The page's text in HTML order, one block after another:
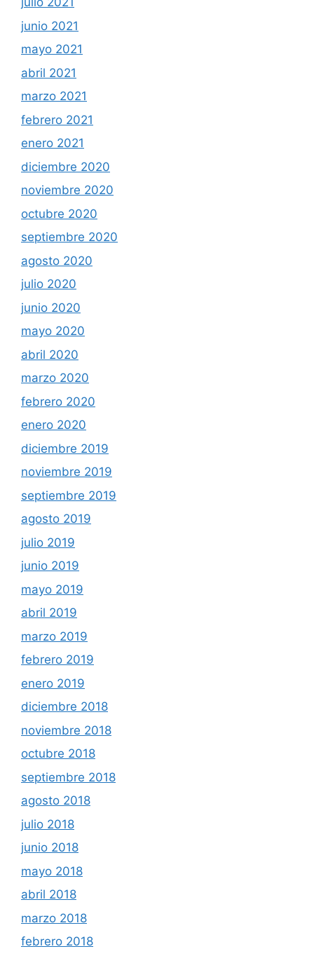
junio 2021
mayo 2021
abril 2021
marzo 2021
febrero 2021
enero 2021
diciembre 2020
noviembre 2020
octubre 2020
septiembre 2020
agosto 2020
julio 2020
junio 2020
mayo 2020
abril 2020
marzo 2020
febrero 2020
enero 2020
diciembre 2019
noviembre 2019
septiembre 2019
agosto 2019
julio 2019
junio 2019
mayo 2019
abril 2019
marzo 2019
febrero 2019
enero 2019
diciembre 2018
noviembre 2018
octubre 2018
septiembre 2018
agosto 2018
julio 2018
junio 2018
mayo 2018
abril 2018
marzo 2018
febrero 2018